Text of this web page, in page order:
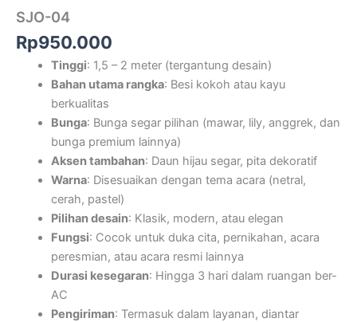
SJO-04
Rp950.000
Tinggi: 1,5 – 2 meter (tergantung desain)
Bahan utama rangka: Besi kokoh atau kayu
berkualitas
Bunga: Bunga segar pilihan (mawar, lily, anggrek, dan
bunga premium lainnya)
Aksen tambahan: Daun hijau segar, pita dekoratif
Warna: Disesuaikan dengan tema acara (netral,
cerah, pastel)
Pilihan desain: Klasik, modern, atau elegan
Fungsi: Cocok untuk duka cita, pernikahan, acara
peresmian, atau acara resmi lainnya
Durasi kesegaran: Hingga 3 hari dalam ruangan ber-
AC
Pengiriman: Termasuk dalam layanan, diantar